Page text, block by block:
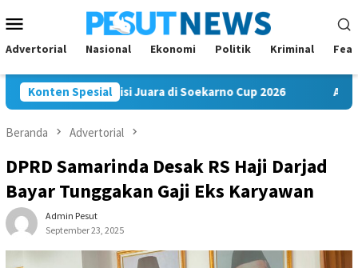
ke
kontenMobile
Advertorial Nasional Ekonomi Politik Kriminal
Konten Spesial
FC Bawa Misi Juara di Soekarno Cup 2026 Andi Satya
Beranda Advertorial
DPRD Samarinda Desak RS Haji Darjad
Bayar Tunggakan Gaji Eks Karyawan
Admin Pesut
September 23, 2025